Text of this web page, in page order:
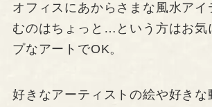
オフィスにあからさまな風水アイ
むのはちょっと…という方はお気
プなアートでOK。
好きなアーティストの絵や好きな